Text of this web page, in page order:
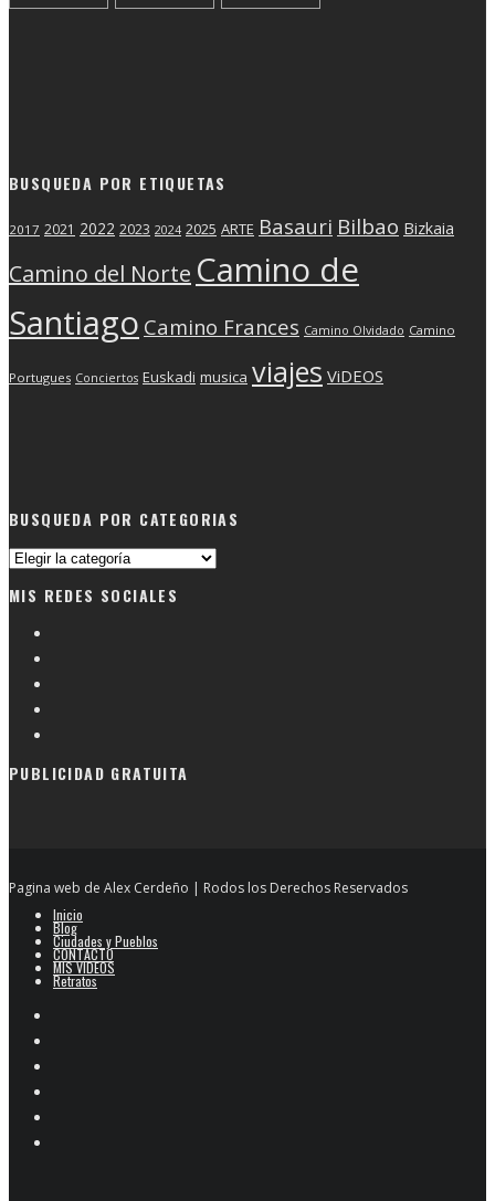
BUSQUEDA POR ETIQUETAS
2017 2021 2022 2023 2024 2025 ARTE Basauri Bilbao Bizkaia
Camino del Norte Camino de
Santiago Camino Frances Camino Olvidado Camino
Portugues Conciertos Euskadi musica viajes ViDEOS
BUSQUEDA POR CATEGORIAS
Busqueda
categorias
MIS REDES SOCIALES
PUBLICIDAD GRATUITA
Pagina web de Alex Cerdeño | Rodos los Derechos Reservados
Inicio
Blog
Ciudades y Pueblos
CONTACTO
MIS VIDEOS
Retratos